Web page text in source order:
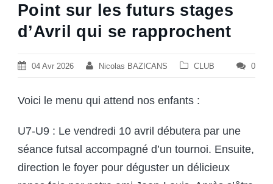
Point sur les futurs stages
d’Avril qui se rapprochent
04 Avr 2026 Nicolas BAZICANS CLUB 0
Voici le menu qui attend nos enfants :
U7-U9 : Le vendredi 10 avril débutera par une
séance futsal accompagné d’un tournoi. Ensuite,
direction le foyer pour déguster un délicieux